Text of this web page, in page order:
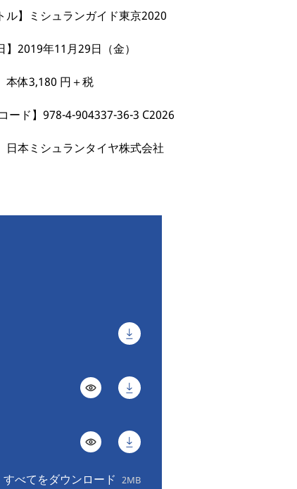
ル】ミシュランガイド東京2020
】2019年11月29日（金）
本体3,180 円＋税
コード】978-4-904337-36-3 C2026
日本ミシュランタイヤ株式会社
すべてをダウンロード 2MB